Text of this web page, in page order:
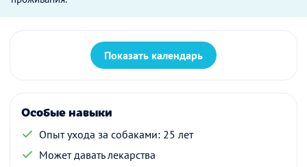
Показать календарь
Особые навыки
Опыт ухода за собаками: 25 лет
Может давать лекарства